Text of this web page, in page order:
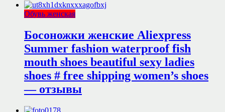
Обувь женская
Босоножки женские Aliexpress
Summer fashion waterproof fish
mouth shoes beautiful sexy ladies
shoes # free shipping women’s shoes
— отзывы